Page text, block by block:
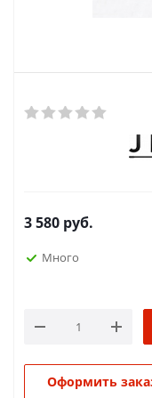
3 580 руб.
Много
Оформить